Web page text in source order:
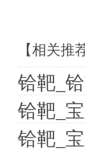
【相关推
铪靶_
铪靶_
铪靶_